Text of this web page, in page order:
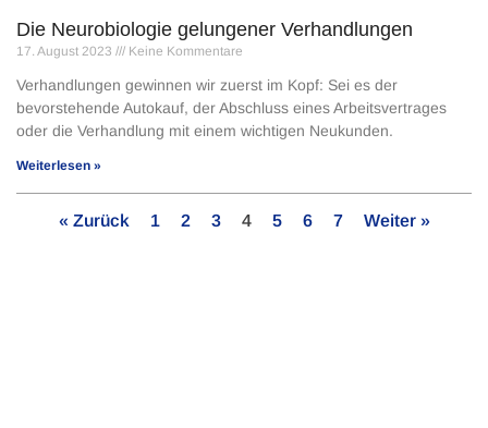
Die Neurobiologie gelungener Verhandlungen
17. August 2023 Keine Kommentare
Verhandlungen gewinnen wir zuerst im Kopf: Sei es der
bevorstehende Autokauf, der Abschluss eines Arbeitsver­trages
oder die Verhandlung mit einem wichti­gen Neukunden.
Weiterlesen »
« Zurück 1 2 3 4 5 6 7 Weiter »